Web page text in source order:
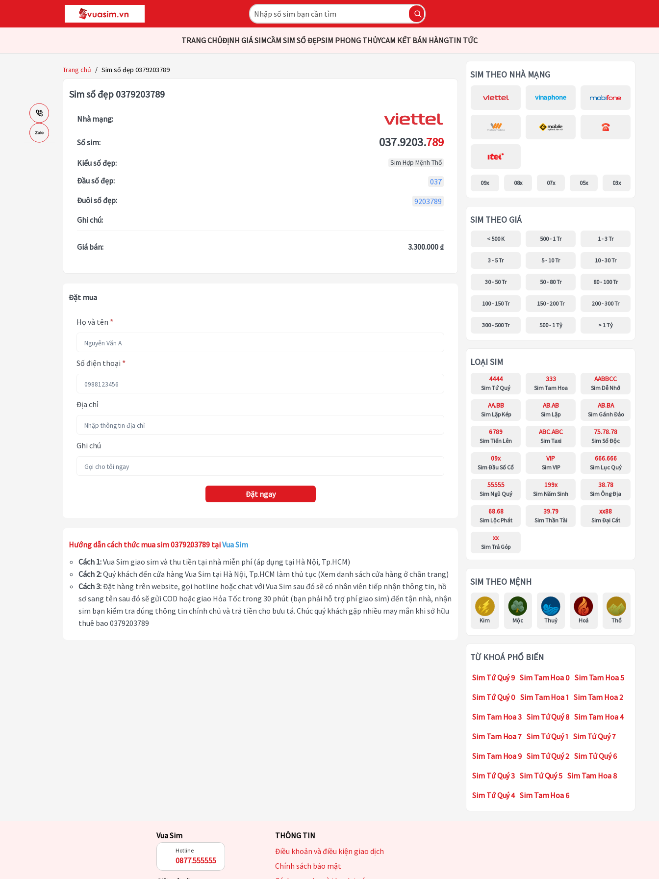
TRANG CHỦĐỊNH GIÁ SIMCẦM SIM SỐ ĐẸPSIM PHONG THỦYCAM KẾT BÁN HÀNGTIN TỨC
Trang chủ / Sim số đẹp 0379203789
Sim số đẹp 0379203789
Nhà mạng:
Số sim: 037.9203.789
Kiểu số đẹp: Sim Hợp Mệnh Thổ
Đầu số đẹp:
037
Đuôi số đẹp:
9203789
Ghi chú:
Giá bán: 3.300.000 ₫
Đặt mua
Họ và tên *
Số điện thoại *
Địa chỉ
Ghi chú
Đặt ngay
Hướng dẫn cách thức mua sim 0379203789 tạiVua Sim
Cách 1:Vua Sim giao sim và thu tiền tại nhà miễn phí (áp dụng tại Hà Nội, Tp.HCM)
Cách 2:Quý khách đến cửa hàng Vua Sim tại Hà Nội, Tp.HCM làm thủ tục (Xem danh sách cửa hàng ở chân trang)
Cách 3:Đặt hàng trên website, gọi hotline hoặc chat với Vua Sim sau đó sẽ có nhân viên tiếp nhận thông tin, hồ
sơ sang tên sau đó sẽ gửi COD hoặc giao Hỏa Tốc trong 30 phút (bạn phải hỗ trợ phí giao sim) đến tận nhà, nhận
sim bạn kiểm tra đúng thông tin chính chủ và trả tiền cho bưu tá. Chúc quý khách gặp nhiều may mắn khi sở hữu
thuê bao 0379203789
SIM THEO NHÀ MẠNG
09x 08x 07x 05x 03x
SIM THEO GIÁ
< 500 K 500 - 1 Tr 1 - 3 Tr
3 - 5 Tr 5 - 10 Tr 10 - 30 Tr
30 - 50 Tr 50 - 80 Tr 80 - 100 Tr
100 - 150 Tr 150 - 200 Tr 200 - 300 Tr
300 - 500 Tr 500 - 1 Tỷ > 1 Tỷ
LOẠI SIM
4444
Sim Tứ Quý
333
Sim Tam Hoa
AABBCC
Sim Dễ Nhớ
AA.BB
Sim Lặp Kép
AB.AB
Sim Lặp
AB.BA
Sim Gánh Đảo
6789
Sim Tiến Lên
ABC.ABC
Sim Taxi
75.78.78
Sim Số Độc
09x
Sim Đầu Số Cổ
VIP
Sim VIP
666.666
Sim Lục Quý
55555
Sim Ngũ Quý
199x
Sim Năm Sinh
38.78
Sim Ông Địa
68.68
Sim Lộc Phát
39.79
Sim Thần Tài
xx88
Sim Đại Cát
xx
Sim Trả Góp
SIM THEO MỆNH
Kim Mộc Thuỷ Hoả Thổ
TỪ KHOÁ PHỔ BIẾN
Sim Tứ Quý 9 Sim Tam Hoa 0 Sim Tam Hoa 5
Sim Tứ Quý 0 Sim Tam Hoa 1 Sim Tam Hoa 2
Sim Tam Hoa 3 Sim Tứ Quý 8 Sim Tam Hoa 4
Sim Tam Hoa 7 Sim Tứ Quý 1 Sim Tứ Quý 7
Sim Tam Hoa 9 Sim Tứ Quý 2 Sim Tứ Quý 6
Sim Tứ Quý 3 Sim Tứ Quý 5 Sim Tam Hoa 8
Sim Tứ Quý 4 Sim Tam Hoa 6
Vua Sim
Hotline
0877.555555
THÔNG TIN
Điều khoản và điều kiện giao dịch
Chính sách bảo mật